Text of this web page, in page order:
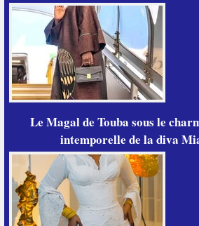
Le Magal de Touba sous le
intemporelle de la diva